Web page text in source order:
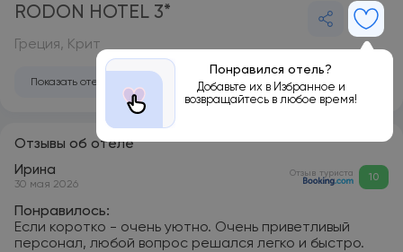
RODON HOTEL 3*
Понравился отель?
Добавьте их в Избранное и
возвращайтесь в любое время!
Греция, Крит
Показать отель на карте
Отзывы об отеле
Ирина
30 мая 2026
Отзыв туриста 10
Понравилось:
Если коротко - очень уютно. Очень приветливый
персонал, любой вопрос решался легко и быстро.